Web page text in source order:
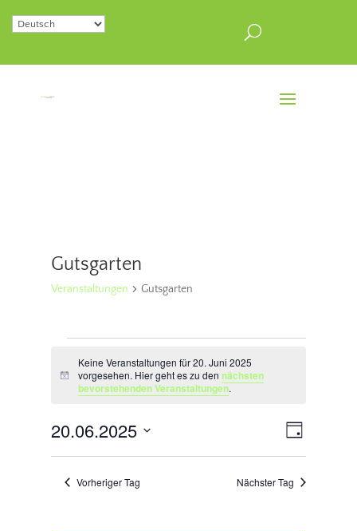
Gutsgarten
Veranstaltungen Gutsgarten
Veranstaltungen
für
20.
2025
Hinweis
Keine Veranstaltungen für 20. Juni 2025
vorgesehen. Hier geht es zu den nächsten
bevorstehenden Veranstaltungen.
Tag
20.06.2025
Datum
wählen.Vorheriger Tag Nächster Tag